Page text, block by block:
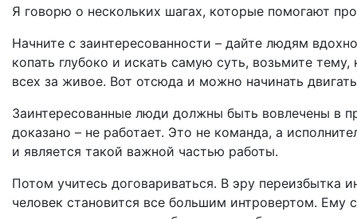
Я говорю о нескольких шагах, которые помогают
Начните с заинтересованности – дайте людям
копать глубоко и искать самую суть, возьмите
всех за живое. Вот отсюда и можно начинать
Заинтересованные люди должны быть вовлечены в
доказано – не работает. Это не команда, а
и является такой важной частью работы.
Потом учитесь договариваться. В эру переизбытка
человек становится все большим интровертом. Ему